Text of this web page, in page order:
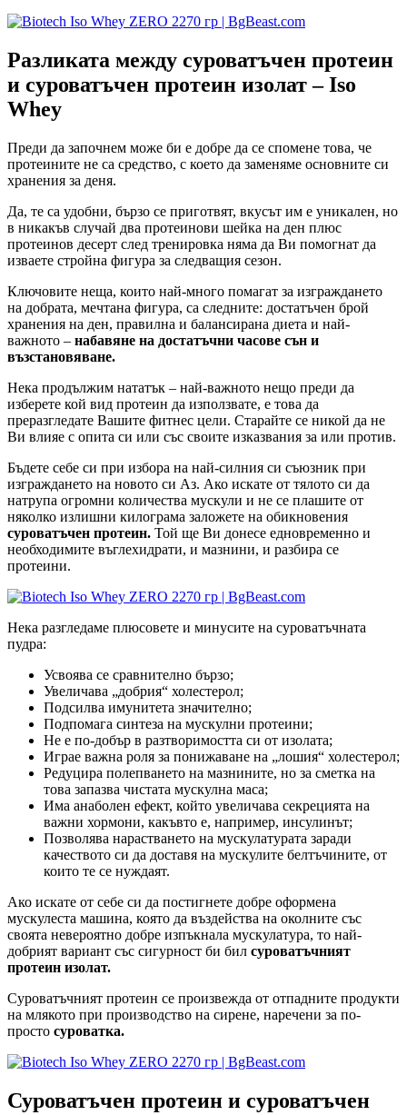
Разликата между суроватъчен протеин
и суроватъчен протеин изолат – Iso
Whey
Преди да започнем може би е добре да се спомене това, че
протеините не са средство, с което да заменяме основните си
хранения за деня.
Да, те са удобни, бързо се приготвят, вкусът им е уникален, но
в никакъв случай два протеинови шейка на ден плюс
протеинов десерт след тренировка няма да Ви помогнат да
изваете стройна фигура за следващия сезон.
Ключовите неща, които най-много помагат за изграждането
на добрата, мечтана фигура, са следните: достатъчен брой
хранения на ден, правилна и балансирана диета и най-
важното – набавяне на достатъчни часове сън и
възстановяване.
Нека продължим нататък – най-важното нещо преди да
изберете кой вид протеин да използвате, е това да
преразгледате Вашите фитнес цели. Старайте се никой да не
Ви влияе с опита си или със своите изказвания за или против.
Бъдете себе си при избора на най-силния си съюзник при
изграждането на новото си Аз. Ако искате от тялото си да
натрупа огромни количества мускули и не се плашите от
няколко излишни килограма заложете на обикновения
суроватъчен протеин. Той ще Ви донесе едновременно и
необходимите въглехидрати, и мазнини, и разбира се
протеини.
Нека разгледаме плюсовете и минусите на суроватъчната
пудра:
Усвоява се сравнително бързо;
Увеличава „добрия“ холестерол;
Подсилва имунитета значително;
Подпомага синтеза на мускулни протеини;
Не е по-добър в разтворимостта си от изолата;
Играе важна роля за понижаване на „лошия“ холестерол;
Редуцира полепването на мазнините, но за сметка на
това запазва чистата мускулна маса;
Има анаболен ефект, който увеличава секрецията на
важни хормони, какъвто е, например, инсулинът;
Позволява нарастването на мускулатурата заради
качеството си да доставя на мускулите белтъчините, от
които те се нуждаят.
Ако искате от себе си да постигнете добре оформена
мускулеста машина, която да въздейства на околните със
своята невероятно добре изпъкнала мускулатура, то най-
добрият вариант със сигурност би бил суроватъчният
протеин изолат.
Суроватъчният протеин се произвежда от отпадните продукти
на млякото при производство на сирене, наречени за по-
просто суроватка.
Суроватъчен протеин и суроватъчен